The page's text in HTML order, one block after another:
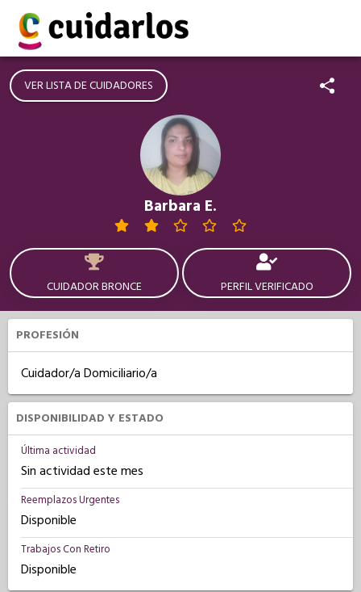
VER LISTA DE CUIDADORES
Barbara E.
CUIDADOR BRONCE PERFIL VERIFICADO
PROFESIÓN
Cuidador/a Domiciliario/a
DISPONIBILIDAD Y ESTADO
Última actividad
Sin actividad este mes
Reemplazos Urgentes
Disponible
Trabajos Con Retiro
Disponible